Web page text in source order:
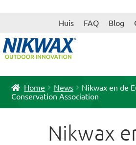
Ga
door
Ga
naar
Huis FAQ Blog
Home News
Nikwax en de
Conservation Association
Nikwax